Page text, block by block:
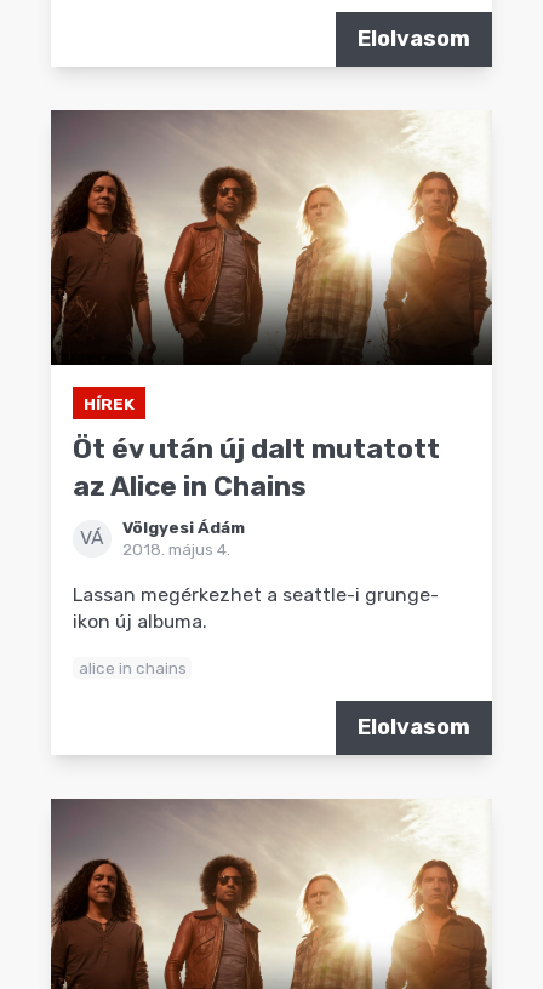
Elolvasom
HÍREK
Öt év után új dalt mutatott
az Alice in Chains
VÁ
Völgyesi Ádám
2018. május 4.
Lassan megérkezhet a seattle-i grunge-
ikon új albuma.
alice in chains
Elolvasom